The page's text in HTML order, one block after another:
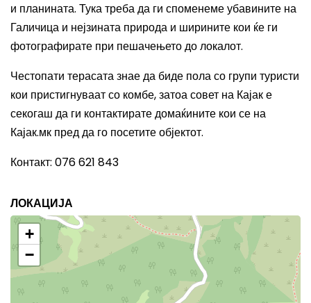
и планината. Тука треба да ги споменеме убавините на
Галичица и нејзината природа и ширините кои ќе ги
фотографирате при пешачењето до локалот.
Честопати терасата знае да биде пола со групи туристи
кои пристигнуваат со комбе, затоа совет на Кајак е
секогаш да ги контактирате домаќините кои се на
Кајак.мк пред да го посетите објектот.
Контакт: 076 621 843
ЛОКАЦИЈА
+
−